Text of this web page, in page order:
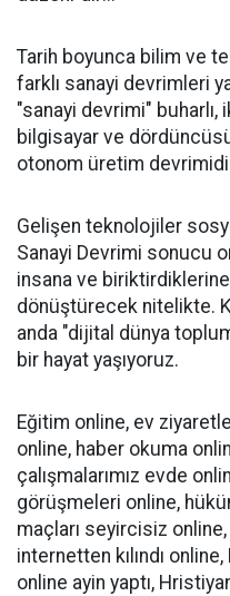
Tarih boyunca bilim ve
farklı sanayi devrimleri
"sanayi devrimi"
bilgisayar ve
otonom üretim
Gelişen teknolojiler
Sanayi Devrimi sonucu
insana ve
dönüştürecek nitelikte.
anda "dijital dünya
bir hayat yaşıyoruz.
Eğitim online, ev
online, haber okuma
çalışmalarımız evde
görüşmeleri online,
maçları seyircisiz online,
internetten kılındı
online ayin yaptı,